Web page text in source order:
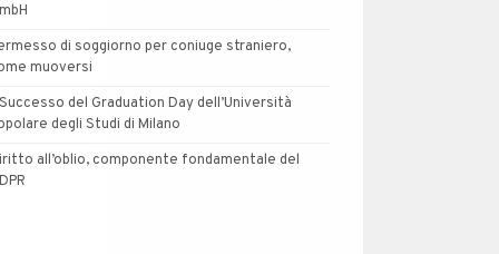
di soggiorno per coniuge straniero,
muoversi
del Graduation Day dell’Università
degli Studi di Milano
all’oblio, componente fondamentale del